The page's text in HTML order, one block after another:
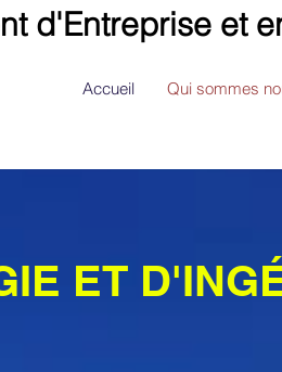
Accueil Qui sommes
d'Entreprise et
ET